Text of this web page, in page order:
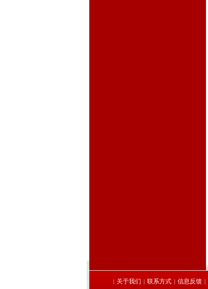
| 关于我们 | 联系方式 | 信息反馈 |